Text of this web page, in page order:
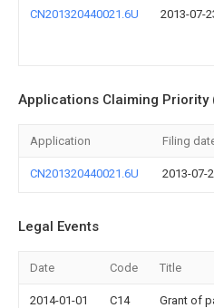
CN201320440021.6U 2013-07-
Applications Claiming Priority
Application Filing
CN201320440021.6U 2013-07-
Legal Events
Date Code Title
2014-01-01 C14 Grant of